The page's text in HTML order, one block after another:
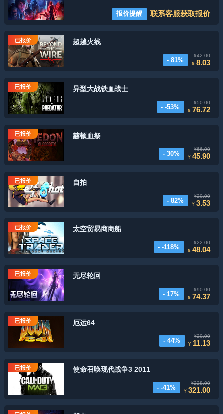
报价提醒 联系客服获取报价
已报价 超越火线
- 81%
¥42.00
¥8.03
已报价 异型大战铁血战士
- -53%
¥50.00
¥ 76.72
已报价 赫顿血祭
- 30%
¥66.00
¥45.90
已报价 自拍
- 82%
¥20.00
¥3.53
已报价 太空贸易商商船
- -118%
¥22.00
¥48.04
已报价 无尽轮回
- 17%
¥90.00
¥ 74.37
已报价 厄运64
- 44%
¥20.00
¥ 11.13
已报价 使命召唤现代战争3 2011
- -41%
¥228.00
¥321.00